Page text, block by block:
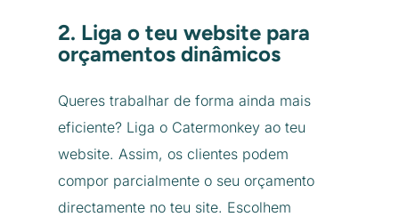
2. Liga o teu website para
orçamentos dinâmicos
Queres trabalhar de forma ainda mais
eficiente? Liga o Catermonkey ao teu
website. Assim, os clientes podem
compor parcialmente o seu orçamento
directamente no teu site. Escolhem